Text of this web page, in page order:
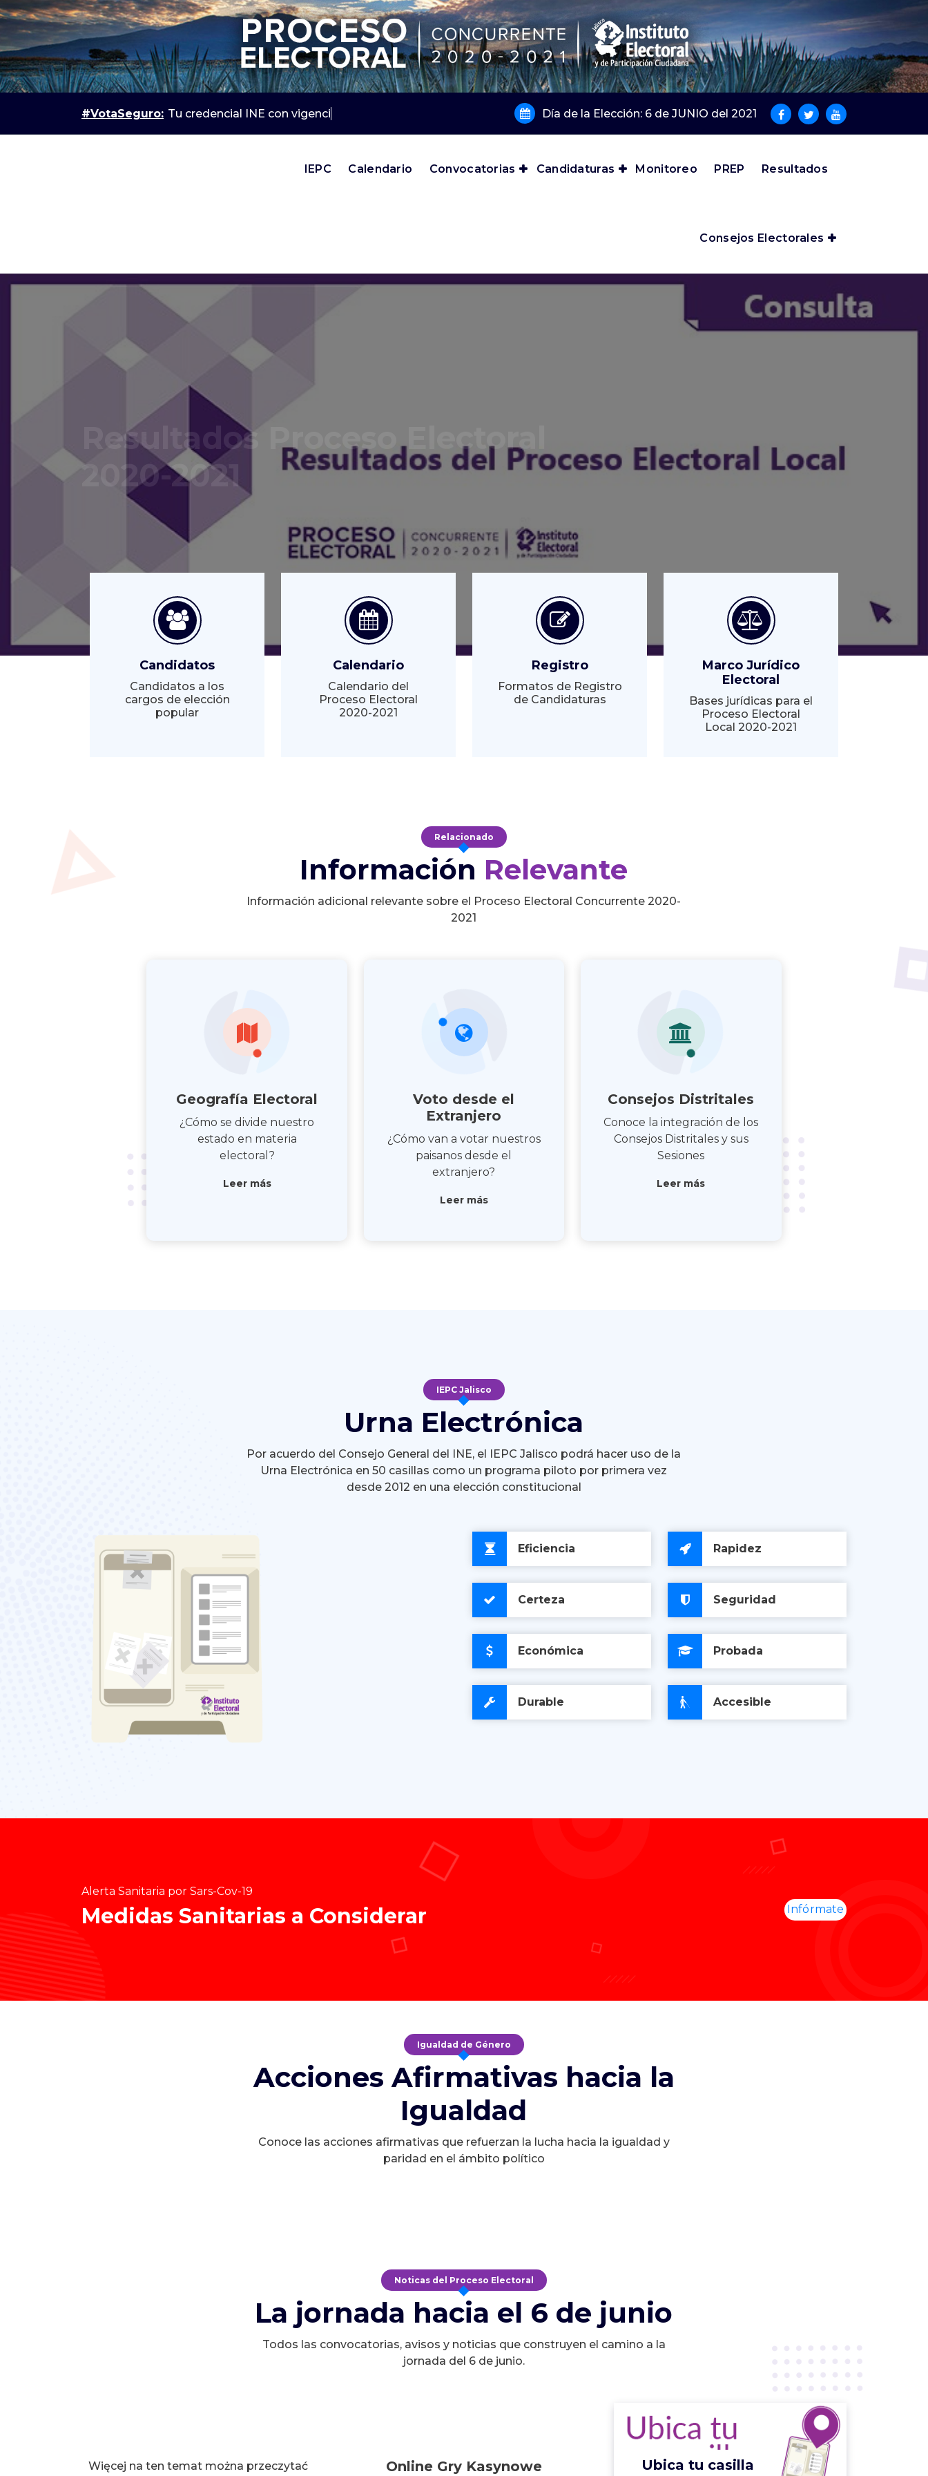
#VotaSeguro: Tu credencial INE con vigencia 2019 y Día de la Elección: 6 de JUNIO del 2021
IEPC Calendario Convocatorias Candidaturas Monitoreo PREP Resultados
Consejos Electorales
Resultados Proceso Electoral
2020-2021
Ya puedes consultar los resultados ACTUALIZADOS
Consulta
Candidatos
Candidatos a los
cargos de elección
popular
Calendario
Calendario del
Proceso Electoral
2020-2021
Registro
Formatos de Registro
de Candidaturas
Marco Jurídico
Electoral
Bases jurídicas para el
Proceso Electoral
Local 2020-2021
Relacionado
Información Relevante
Información adicional relevante sobre el Proceso Electoral Concurrente 2020-
2021
Geografía Electoral
¿Cómo se divide nuestro
estado en materia
electoral?
Leer más
Voto desde el
Extranjero
¿Cómo van a votar nuestros
paisanos desde el
extranjero?
Leer más
Consejos Distritales
Conoce la integración de los
Consejos Distritales y sus
Sesiones
Leer más
IEPC Jalisco
Urna Electrónica
Por acuerdo del Consejo General del INE, el IEPC Jalisco podrá hacer uso de la
Urna Electrónica en 50 casillas como un programa piloto por primera vez
desde 2012 en una elección constitucional
Eficiencia Rapidez
Certeza Seguridad
Económica Probada
Durable Accesible
Alerta Sanitaria por Sars-Cov-19
Medidas Sanitarias a Considerar Infórmate
Igualdad de Género
Acciones Afirmativas hacia la
Igualdad
Conoce las acciones afirmativas que refuerzan la lucha hacia la igualdad y
paridad en el ámbito político
Noticas del Proceso Electoral
La jornada hacia el 6 de junio
Todos las convocatorias, avisos y noticias que construyen el camino a la
jornada del 6 de junio.
Więcej na ten temat można przeczytać
Online Gry Kasynowe
Online Gry Kasynowe Ubica tu casilla